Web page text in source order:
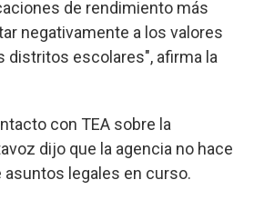
de rendimiento más
negativamente a los valores
distritos escolares", afirma la
con TEA sobre la
dijo que la agencia no hace
legales en curso.